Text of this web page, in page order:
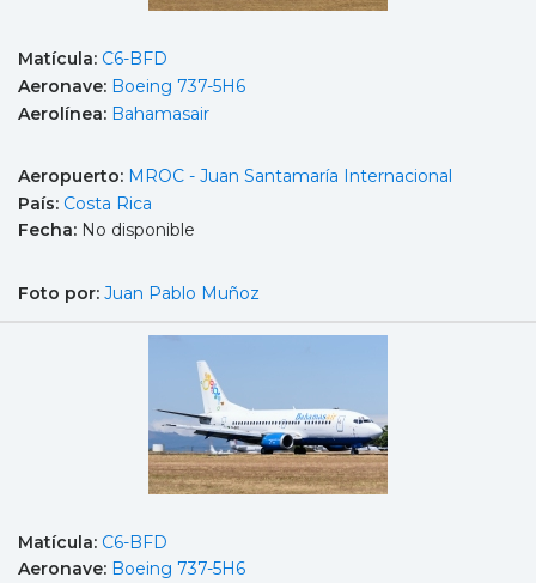
Matícula: C6-BFD
Aeronave: Boeing 737-5H6
Aerolínea: Bahamasair
Aeropuerto: MROC - Juan Santamaría Internacional
País: Costa Rica
Fecha: No disponible
Foto por: Juan Pablo Muñoz
Matícula: C6-BFD
Aeronave: Boeing 737-5H6